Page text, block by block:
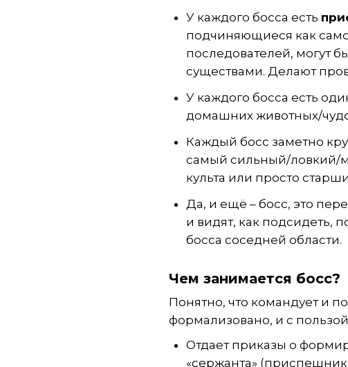
У каждого босса есть
подчиняющиеся как
последователей, могут
существами. Делают
У каждого босса есть
домашних животных/
Каждый босс заметно
самый сильный/ловкий/
культа или просто
Да, и ещё – босс, это
и видят, как подсидеть,
босса соседней области.
Чем занимается босс?
Понятно, что командует и
формализовано, и с
Отдает приказы о
«сержанта»